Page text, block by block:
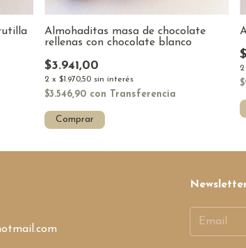
Almohaditas masa de chocolate
rellenas con chocolate blanco
$3.941,00
2 x $1.970,50 sin interés
$3.546,90 con Transferencia
Comprar
2